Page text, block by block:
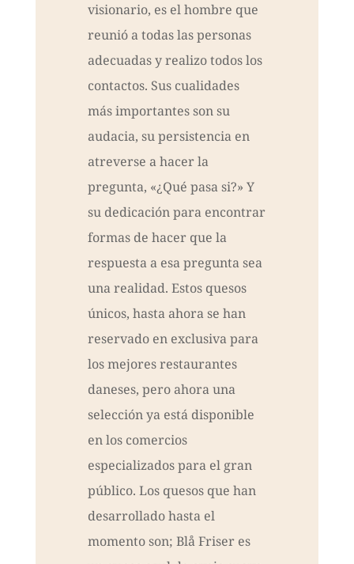
visionario, es el hombre que
reunió a todas las personas
adecuadas y realizo todos los
contactos. Sus cualidades
más importantes son su
audacia, su persistencia en
atreverse a hacer la
pregunta, «¿Qué pasa si?» Y
su dedicación para encontrar
formas de hacer que la
respuesta a esa pregunta sea
una realidad. Estos quesos
únicos, hasta ahora se han
reservado en exclusiva para
los mejores restaurantes
daneses, pero ahora una
selección ya está disponible
en los comercios
especializados para el gran
público. Los quesos que han
desarrollado hasta el
momento son; Blå Friser es